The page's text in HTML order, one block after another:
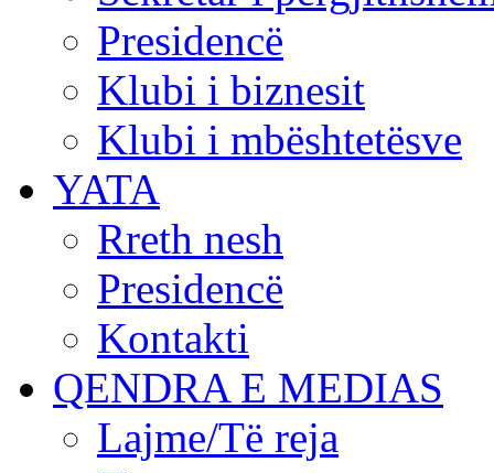
Presidencë
Klubi i biznesit
Klubi i mbështetësve
YATA
Rreth nesh
Presidencë
Kontakti
QENDRA E MEDIAS
Lajme/Të reja